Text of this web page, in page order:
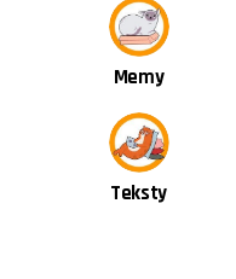
Memy
Teksty